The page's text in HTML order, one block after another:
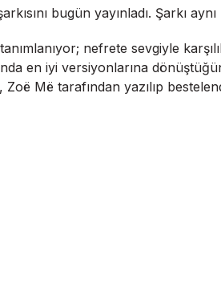
bugün yayınladı. Şarkı
nefrete sevgiyle
en iyi versiyonlarına
Më tarafından yazılıp